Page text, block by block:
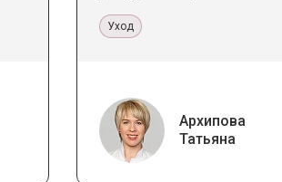
Уход
Архипова
Татьяна